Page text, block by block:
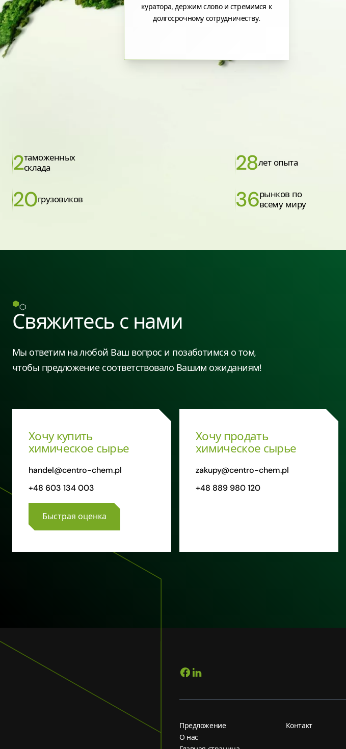
куратора, держим слово и стремимся к
долгосрочному сотрудничеству.
2таможенных
склада
28лет опыта
20грузовиков 36рынков по
всему миру
Свяжитесь с нами
Мы ответим на любой Ваш вопрос и позаботимся о том,
чтобы предложение соответствовало Вашим ожиданиям!
Хочу купить
химическое сырье
handel@centro-chem.pl
+48 603 134 003
Быстрая оценка
Хочу продать
химическое сырье
zakupy@centro-chem.pl
+48 889 980 120
Предложение
О нас
Контакт